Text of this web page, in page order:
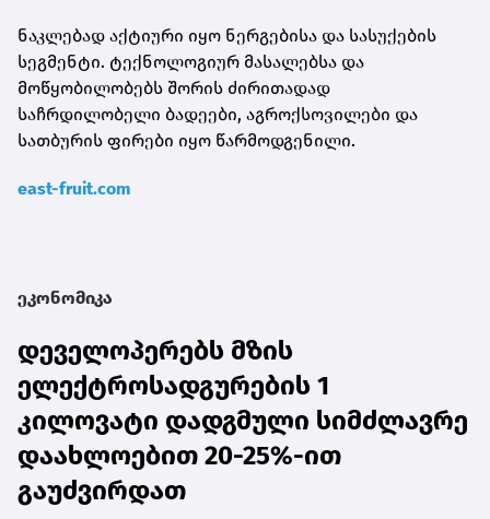
ნაკლებად აქტიური იყო ნერგებისა და სასუქების
სეგმენტი. ტექნოლოგიურ მასალებსა და
მოწყობილობებს შორის ძირითადად
საჩრდილობელი ბადეები, აგროქსოვილები და
სათბურის ფირები იყო წარმოდგენილი.
east-fruit.com
ეკონომიკა
დეველოპერებს მზის
ელექტროსადგურების 1
კილოვატი დადგმული სიმძლავრე
დაახლოებით 20-25%-ით
გაუძვირდათ